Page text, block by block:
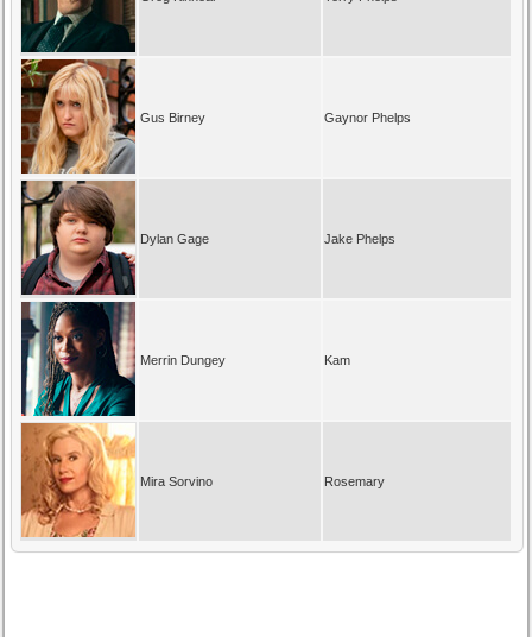
Gus Birney Gaynor Phelps
Dylan Gage Jake Phelps
Merrin Dungey Kam
Mira Sorvino Rosemary